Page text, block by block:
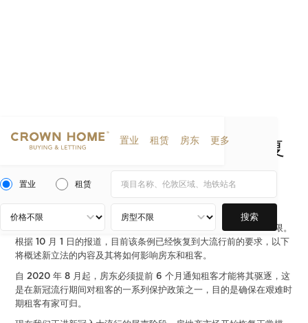
置业 租赁 房东 更多
置业 租赁
搜索
新立法：驱逐房客通知期限恢复
在新冠大流行期间，政府曾修改法案，更改房东驱逐房客的通知期限。
根据 10 月 1 日的报道，目前该条例已经恢复到大流行前的要求，以下
将概述新立法的内容及其将如何影响房东和租客。
自 2020 年 8 月起，房东必须提前 6 个月通知租客才能将其驱逐，这
是在新冠流行期间对租客的一系列保护政策之一，目的是确保在艰难时
期租客有家可归。